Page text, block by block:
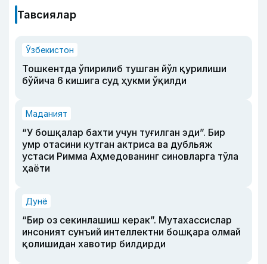
Тавсиялар
Ўзбекистон
Тошкентда ўпирилиб тушган йўл қурилиши
бўйича 6 кишига суд ҳукми ўқилди
Маданият
“У бошқалар бахти учун туғилган эди”. Бир
умр отасини кутган актриса ва дубльяж
устаси Римма Аҳмедованинг синовларга тўла
ҳаёти
Дунё
“Бир оз секинлашиш керак”. Мутахассислар
инсоният сунъий интеллектни бошқара олмай
қолишидан хавотир билдирди